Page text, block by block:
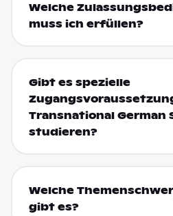
Welche
muss ich erfüllen?
Gibt es spezielle
Transnational German
studieren?
Welche
gibt es?